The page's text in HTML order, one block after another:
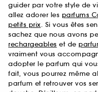
guider par votre style de
allez adorer les parfums
petits prix. Si vous êtes
sachez que nous avons
rechargeables et de
vraiment vous
adopter le parfum qui
fait, vous pourrez même
parfum et retrouver vos